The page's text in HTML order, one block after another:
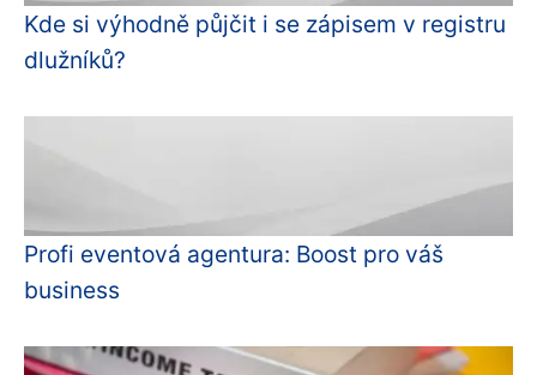
Kde si výhodně půjčit i se zápisem v registru
dlužníků?
Profi eventová agentura: Boost pro váš
business